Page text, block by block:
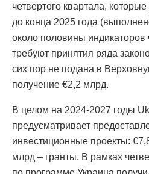
четвертого квартала,
до конца 2025 года
около половины индикаторов
требуют принятия ряда
сих пор не подана в
получение €2,2 млрд.
В целом на 2024-2027 годы
предусматривает
инвестиционные проекты:
млрд – гранты. В рамках